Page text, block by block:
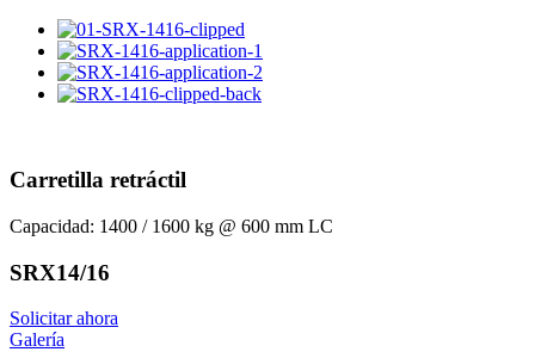
Carretilla retráctil
Capacidad: 1400 / 1600 kg @ 600 mm LC
SRX14/16
Solicitar ahora
Galería